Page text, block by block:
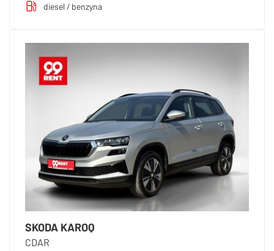
diesel / benzyna
SKODA KAROQ
CDAR